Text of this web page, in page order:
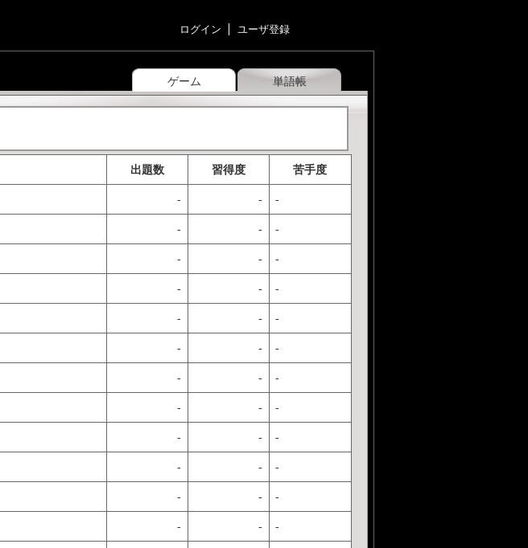
ログイン ユーザ登録
ゲーム 単語帳
出題数 習得度 苦手度
- - -
- - -
- - -
- - -
- - -
- - -
- - -
- - -
- - -
- - -
- - -
- - -